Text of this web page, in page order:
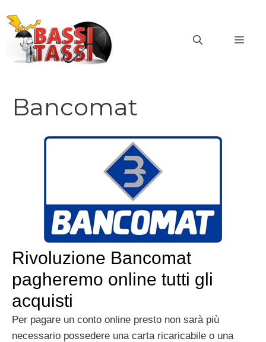
contenuto
Bancomat
Rivoluzione Bancomat
pagheremo online tutti gli
acquisti
Per pagare un conto online presto non sarà più
necessario possedere una carta ricaricabile o una